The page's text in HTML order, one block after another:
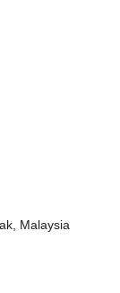
Malaysia